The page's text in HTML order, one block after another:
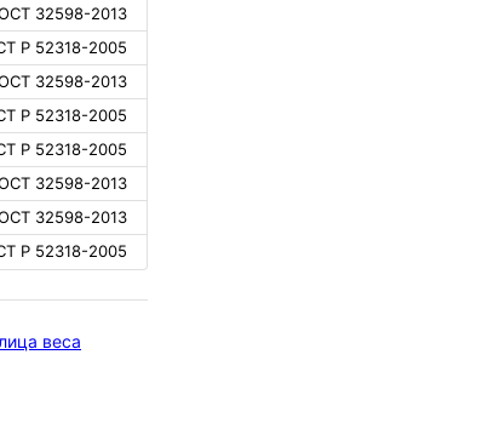
32598-2013
Р 52318-2005
32598-2013
Р 52318-2005
Р 52318-2005
32598-2013
32598-2013
Р 52318-2005
веса